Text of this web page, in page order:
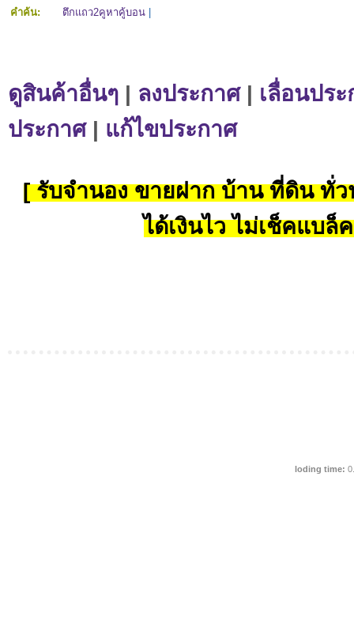
คำค้น: ตึกแถว2คูหาคู้บอน
ดูสินค้าอื่นๆ | ลงประกาศ| เลื่อนปร
ประกาศ| แก้ไขประกาศ
[ รับจำนอง ขายฝาก บ้าน ที่ดิน ทั่ว
ได้เงินไว ไม่เช็คแบล็
loding time: